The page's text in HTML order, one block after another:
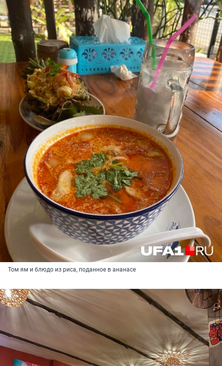
Том ям и блюдо из риса, поданное в ананасе